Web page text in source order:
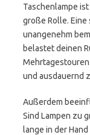
Taschenlampe
große Rolle. Eine
unangenehm
belastet deinen
Mehrtagestouren
und ausdauernd
Außerdem
Sind Lampen zu
lange in der